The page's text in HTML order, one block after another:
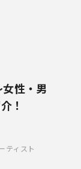
性・男
！
ティスト